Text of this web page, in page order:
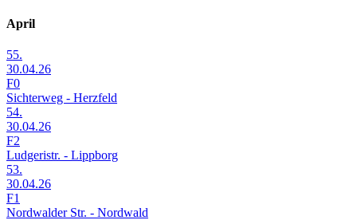
April
55.
30.04.26
F0
Sichterweg - Herzfeld
54.
30.04.26
F2
Ludgeristr. - Lippborg
53.
30.04.26
F1
Nordwalder Str. - Nordwald